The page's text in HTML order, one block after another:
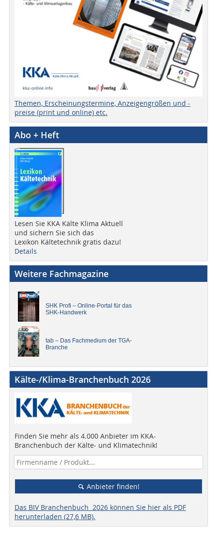
Themen, Erscheinungstermine, Anzeigengrößen und -
preise (print und online) etc.
Abo + Heft
Lesen Sie KKA Kälte Klima Aktuell
und sichern Sie sich das
Lexikon Kältetechnik gratis dazu!
Details
Weitere Fachmagazine
SHK Profi – Online-Portal für das
SHK-Handwerk
tab – Das Fachmedium der TGA-
Branche
Kälte-/Klima-Branchenbuch 2026
Finden Sie mehr als 4.000 Anbieter im KKA-
Branchenbuch der Kälte- und Klimatechnik!
Anbieter finden!
Das BIV Branchenbuch 2026 können Sie hier als PDF
herunterladen (27,6 MB).